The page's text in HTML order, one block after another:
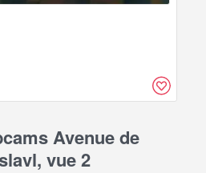
Avenue de
vue 2